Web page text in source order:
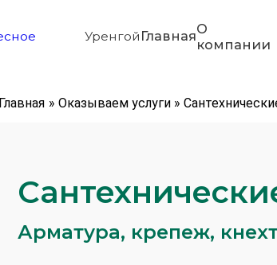
Уренгой ГлавнаяО
компании
Главная » Оказываем услуги »
Арматура, крепеж,